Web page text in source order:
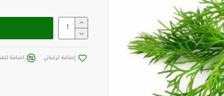
إضافة لرغباتي اضافة